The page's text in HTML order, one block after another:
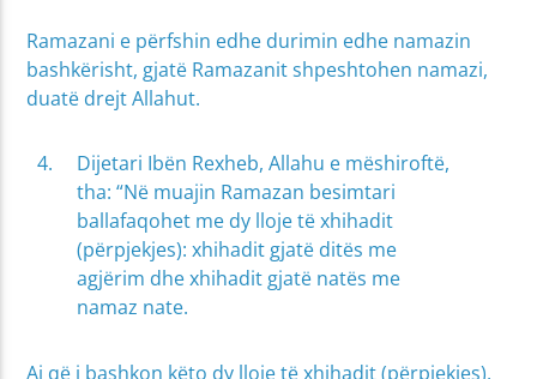
Ramazani e përfshin edhe durimin edhe namazin
bashkërisht, gjatë Ramazanit shpeshtohen namazi,
duatë drejt Allahut.
Dijetari Ibën Rexheb, Allahu e mëshiroftë,
tha: “Në muajin Ramazan besimtari
ballafaqohet me dy lloje të xhihadit
(përpjekjes): xhihadit gjatë ditës me
agjërim dhe xhihadit gjatë natës me
namaz nate.
Ai që i bashkon këto dy lloje të xhihadit (përpjekjes),